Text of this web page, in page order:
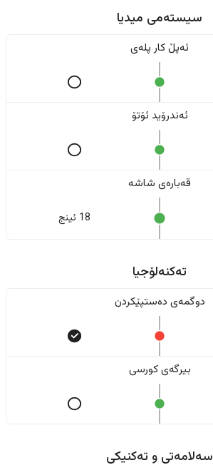
سیستەمی میدیا
ئەپڵ کار پلەی
ئەندرۆید ئۆتۆ
قەبارەی شاشە
18 ئینج
تەکنەلۆجیا
دوگمەی دەستپێکردن
بیرگەی کورسی
سەلامەتی و تەکنیکی